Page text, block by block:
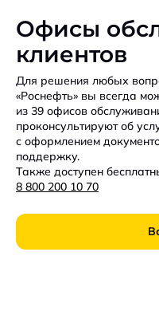
Офисы
клиентов
Для решения любых
«Роснефть» вы всегда
из 39 офисов
проконсультируют об
с оформлением
поддержку.
Также доступен
8 800 200 10 70